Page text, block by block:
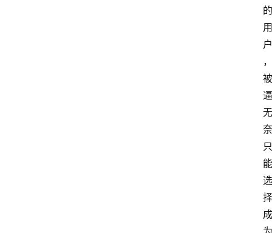
的
用
户
，
被
逼
无
奈
只
能
选
择
成